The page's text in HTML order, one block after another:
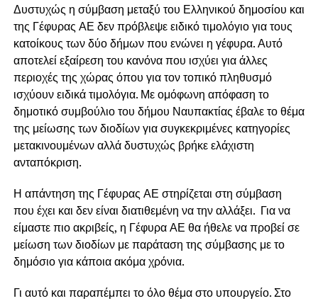
Δυστυχώς η σύμβαση μεταξύ του Ελληνικού δημοσίου και
της Γέφυρας ΑΕ δεν πρόβλεψε ειδικό τιμολόγιο για τους
κατοίκους των δύο δήμων που ενώνει η γέφυρα. Αυτό
αποτελεί εξαίρεση του κανόνα που ισχύει για άλλες
περιοχές της χώρας όπου για τον τοπικό πληθυσμό
ισχύουν ειδικά τιμολόγια. Με ομόφωνη απόφαση το
δημοτικό συμβούλιο του δήμου Ναυπακτίας έβαλε το θέμα
της μείωσης των διοδίων για συγκεκριμένες κατηγορίες
μετακινουμένων αλλά δυστυχώς βρήκε ελάχιστη
ανταπόκριση.
Η απάντηση της Γέφυρας ΑΕ στηρίζεται στη σύμβαση
που έχει και δεν είναι διατιθεμένη να την αλλάξει. Για να
είμαστε πιο ακριβείς, η Γέφυρα ΑΕ θα ήθελε να προβεί σε
μείωση των διοδίων με παράταση της σύμβασης με το
δημόσιο για κάποια ακόμα χρόνια.
Γι αυτό και παραπέμπει το όλο θέμα στο υπουργείο. Στο